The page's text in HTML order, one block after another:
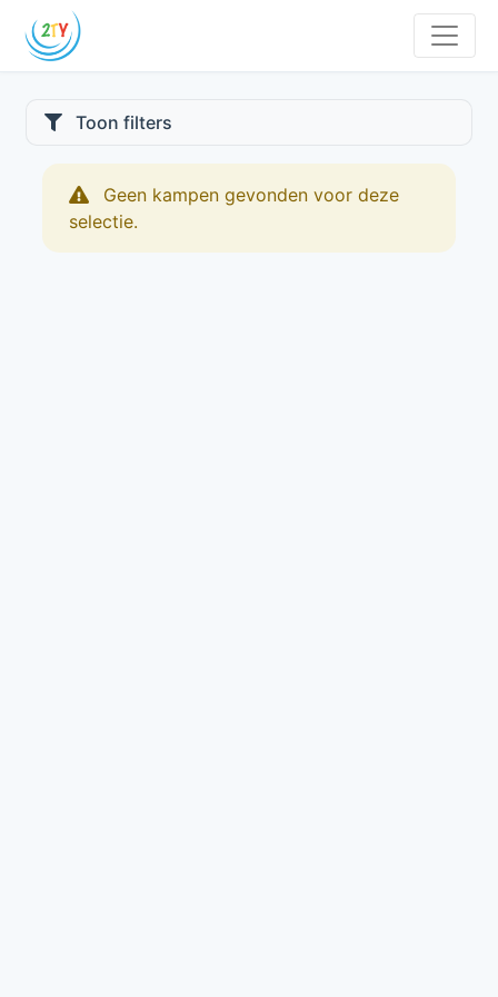
Toon filters
Geen kampen gevonden voor deze
selectie.